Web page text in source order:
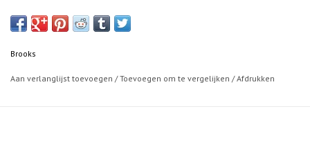
Brooks
Aan verlanglijst toevoegen /Toevoegen om te vergelijken /Afdrukken